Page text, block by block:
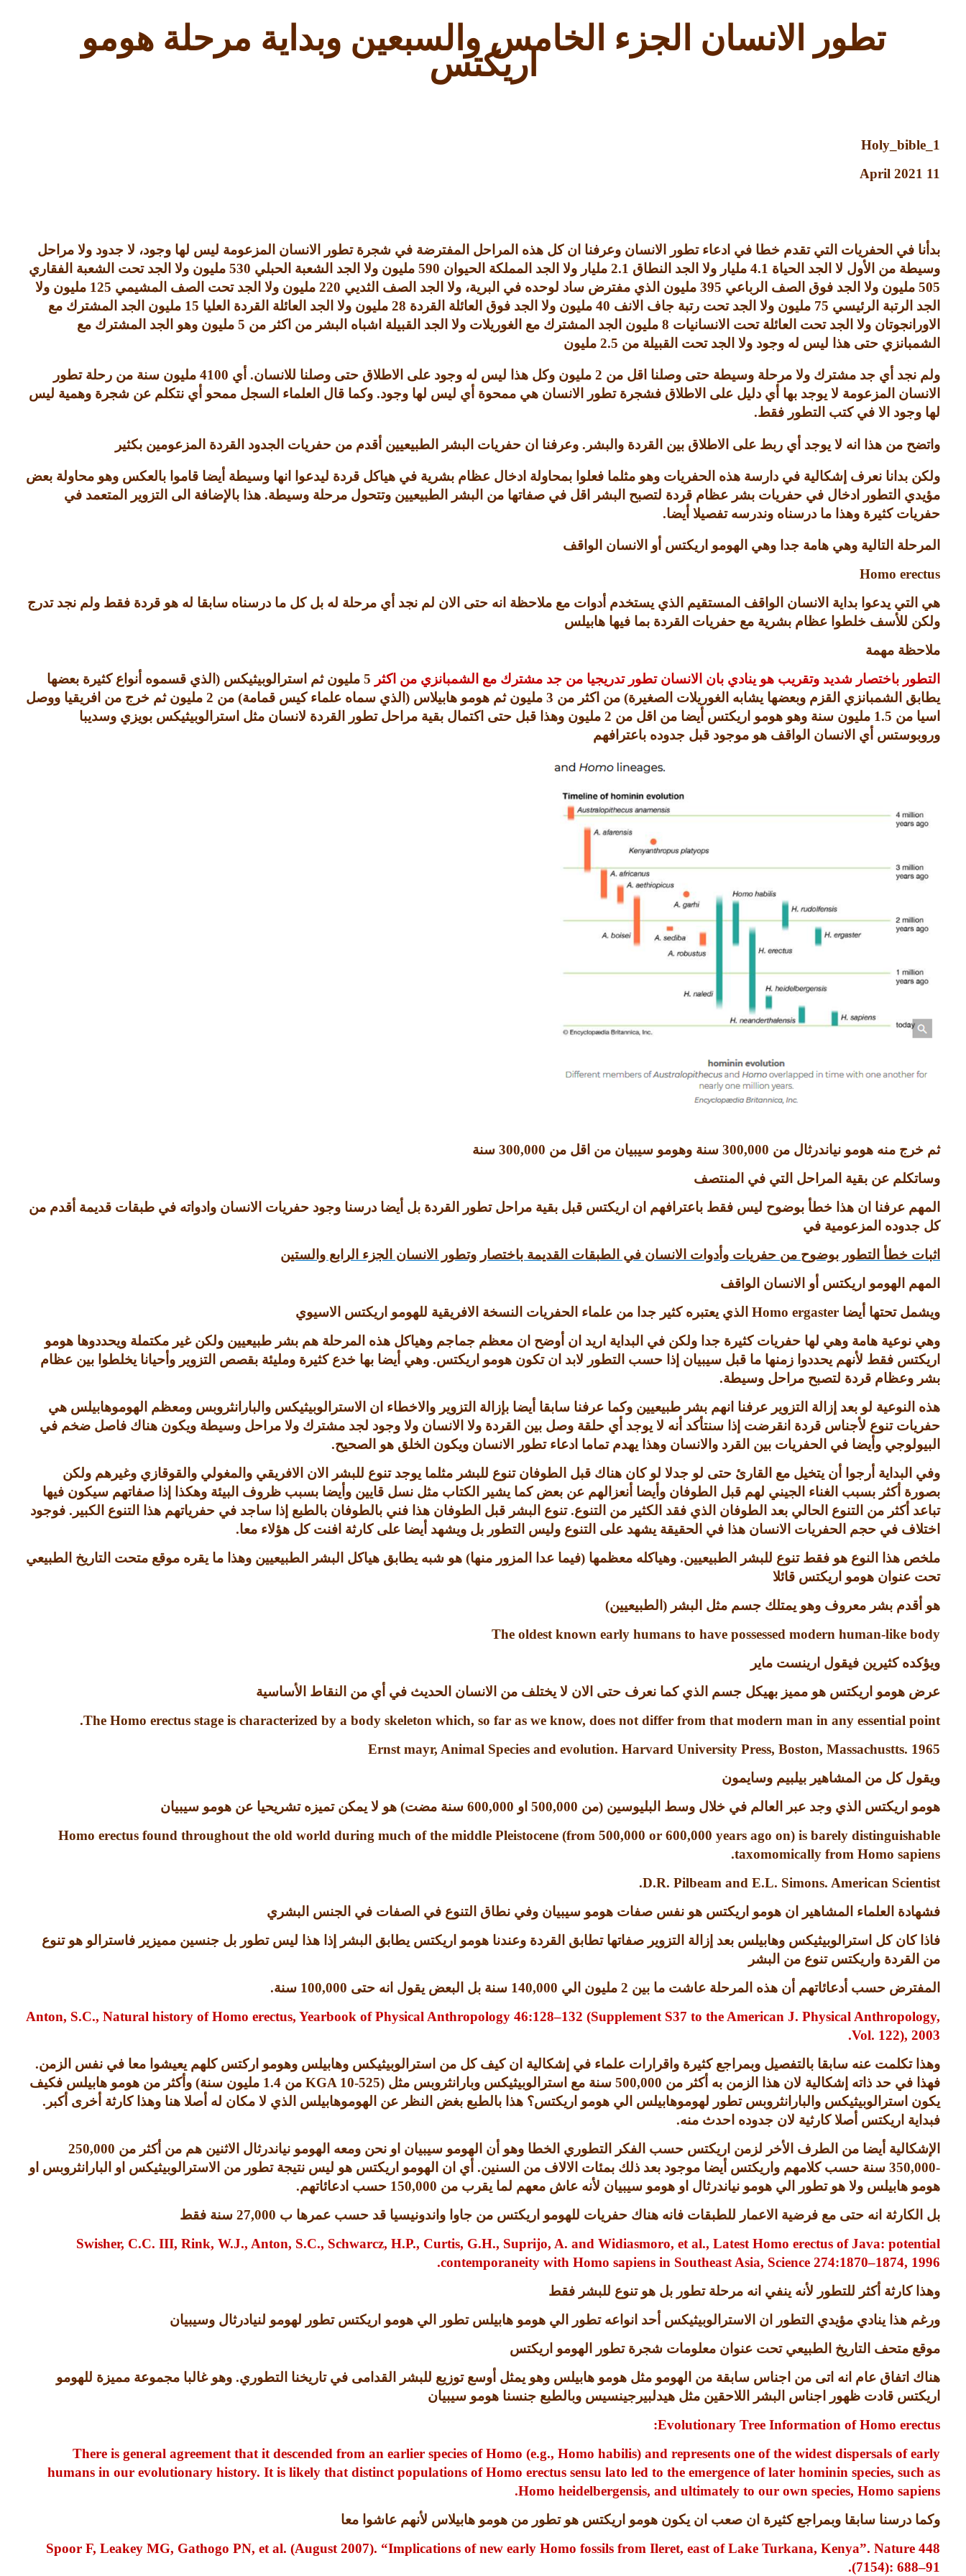
تطور الانسان الجزء الخامس والسبعين وبداية مرحلة هومو
اريكتس
Holy_bible_1
11 April 2021
بدأنا في الحفريات التي تقدم خطا في ادعاء تطور الانسان وعرفنا ان كل هذه المراحل المفترضة في شجرة تطور الانسان المزعومة ليس لها وجود، لا جدود ولا مراحل
وسيطة من الأول لا الجد الحياة 4.1 مليار ولا الجد النطاق 2.1 مليار ولا الجد المملكة الحيوان 590 مليون ولا الجد الشعبة الحبلي 530 مليون ولا الجد تحت الشعبة الفقاري
505 مليون ولا الجد فوق الصف الرباعي 395 مليون الذي مفترض ساد لوحده في البرية، ولا الجد الصف الثديي 220 مليون ولا الجد تحت الصف المشيمي 125 مليون ولا
الجد الرتبة الرئيسي 75 مليون ولا الجد تحت رتبة جاف الانف 40 مليون ولا الجد فوق العائلة القردة 28 مليون ولا الجد العائلة القردة العليا 15 مليون الجد المشترك مع
الاورانجوتان ولا الجد تحت العائلة تحت الانسانيات 8 مليون الجد المشترك مع الغوريلات ولا الجد القبيلة اشباه البشر من اكثر من 5 مليون وهو الجد المشترك مع
الشمبانزي حتى هذا ليس له وجود ولا الجد تحت القبيلة من 2.5 مليون
ولم نجد أي جد مشترك ولا مرحلة وسيطة حتى وصلنا اقل من 2 مليون وكل هذا ليس له وجود على الاطلاق حتى وصلنا للانسان. أي 4100 مليون سنة من رحلة تطور
الانسان المزعومة لا يوجد بها أي دليل على الاطلاق فشجرة تطور الانسان هي ممحوة أي ليس لها وجود. وكما قال العلماء السجل ممحو أي نتكلم عن شجرة وهمية ليس
لها وجود الا في كتب التطور فقط.
واتضح من هذا انه لا يوجد أي ربط على الاطلاق بين القردة والبشر . وعرفنا ان حفريات البشر الطبيعيين أقدم من حفريات الجدود القردة المزعومين بكثير
ولكن بدانا نعرف إشكالية في دارسة هذه الحفريات وهو مثلما فعلوا بمحاولة ادخال عظام بشرية في هياكل قردة ليدعوا انها وسيطة أيضا قاموا بالعكس وهو محاولة بعض
مؤيدي التطور ادخال في حفريات بشر عظام قردة لتصبح البشر اقل في صفاتها من البشر الطبيعيين وتتحول مرحلة وسيطة. هذا بالإضافة الى التزوير المتعمد في
حفريات كثيرة وهذا ما درسناه وندرسه تفصيلا أيضا.
المرحلة التالية وهي هامة جدا وهي الهومو اريكتس أو الانسان الواقف
Homo erectus
هي التي يدعوا بداية الانسان الواقف المستقيم الذي يستخدم أدوات مع ملاحظة انه حتى الان لم نجد أي مرحلة له بل كل ما درسناه سابقا له هو قردة فقط ولم نجد تدرج
ولكن للأسف خلطوا عظام بشرية مع حفريات القردة بما فيها هابيلس
ملاحظة مهمة
التطور باختصار شديد وتقريب هو ينادي بان الانسان تطور تدريجيا من جد مشترك مع الشمبانزي من اكثر 5 مليون ثم استرالوبيثيكس ( الذي قسموه أنواع كثيرة بعضها
يطابق الشمبانزي القزم وبعضها يشابه الغوريلات الصغيرة) من اكثر من 3 مليون ثم هومو هابيلاس ( الذي سماه علماء كيس قمامة) من 2 مليون ثم خرج من افريقيا ووصل
اسيا من 1.5 مليون سنة وهو هومو اريكتس أيضا من اقل من 2 مليون وهذا قبل حتى اكتمال بقية مراحل تطور القردة لانسان مثل استرالوبيثيكس بويزي وسديبا
وروبوستس أي الانسان الواقف هو موجود قبل جدوده باعترافهم
ثم خرج منه هومو نياندرثال من 300,000 سنة وهومو سيبيان من اقل من 300,000 سنة
وساتكلم عن بقية المراحل التي في المنتصف
المهم عرفنا ان هذا خطأ بوضوح ليس فقط باعترافهم ان اريكتس قبل بقية مراحل تطور القردة بل أيضا درسنا وجود حفريات الانسان وادواته في طبقات قديمة أقدم من
كل جدوده المزعومية في
اثبات خطأ التطور بوضوح من حفريات وأدوات الانسان في الطبقات القديمة باختصار وتطور الانسان الجزء الرابع والستين
المهم الهومو اريكتس أو الانسان الواقف
ويشمل تحتها أيضا Homo ergaster الذي يعتبره كثير جدا من علماء الحفريات النسخة الافريقية للهومو اريكتس الاسيوي
وهي نوعية هامة وهي لها حفريات كثيرة جدا ولكن في البداية اريد ان أوضح ان معظم جماجم وهياكل هذه المرحلة هم بشر طبيعيين ولكن غير مكتملة ويحددوها هومو
اريكتس فقط لأنهم يحددوا زمنها ما قبل سيبيان إذا حسب التطور لابد ان تكون هومو اريكتس. وهي أيضا بها خدع كثيرة ومليئة بقصص التزوير وأحيانا يخلطوا بين عظام
بشر وعظام قردة لتصبح مراحل وسيطة.
هذه النوعية لو بعد إزالة التزوير عرفنا انهم بشر طبيعيين وكما عرفنا سابقا أيضا بإزالة التزوير والاخطاء ان الاسترالوبيثيكس والبارانثروبس ومعظم الهوموهابيلس هي
حفريات تنوع لأجناس قردة انقرضت إذا سنتأكد أنه لا يوجد أي حلقة وصل بين القردة ولا الانسان ولا وجود لجد مشترك ولا مراحل وسيطة ويكون هناك فاصل ضخم في
البيولوجي وأيضا في الحفريات بين القرد والانسان وهذا يهدم تماما ادعاء تطور الانسان ويكون الخلق هو الصحيح.
وفي البداية أرجوا أن يتخيل مع القارئ حتى لو جدلا لو كان هناك قبل الطوفان تنوع للبشر مثلما يوجد تنوع للبشر الان الافريقي والمغولي والقوقازي وغيرهم ولكن
بصورة أكثر بسبب الغناء الجيني لهم قبل الطوفان وأيضا أنعزالهم عن بعض كما يشير الكتاب مثل نسل قايين وأيضا بسبب ظروف البيئة وهكذا إذا صفاتهم سيكون فيها
تباعد أكثر من التنوع الحالي بعد الطوفان الذي فقد الكثير من التنوع.تنوع البشر قبل الطوفان هذا فني بالطوفان بالطبع إذا ساجد في حفرياتهم هذا التنوع الكبير . فوجود
اختلاف في حجم الحفريات الانسان هذا في الحقيقة يشهد على التنوع وليس التطور بل ويشهد أيضا على كارثة افنت كل هؤلاء معا.
ملخص هذا النوع هو فقط تنوع للبشر الطبيعيين. وهياكله معظمها (فيما عدا المزور منها) هو شبه يطابق هياكل البشر الطبيعيين وهذا ما يقره موقع متحت التاريخ الطبيعي
تحت عنوان هومو اريكتس قائلا
هو أقدم بشر معروف وهو يمتلك جسم مثل البشر ( الطبيعيين)
The oldest known early humans to have possessed modern human-like body
ويؤكده كثيرين فيقول ارينست ماير
عرض هومو اريكتس هو مميز بهيكل جسم الذي كما نعرف حتى الان لا يختلف من الانسان الحديث في أي من النقاط الأساسية
The Homo erectus stage is characterized by a body skeleton which, so far as we know, does not differ from that modern man in any essential point
.
Ernst mayr, Animal Species and evolution. Harvard University Press, Boston, Massachustts. 1965
ويقول كل من المشاهير بيلبيم وسايمون
هومو اريكتس الذي وجد عبر العالم في خلال وسط البليوسين (من 500,000 او 600,000 سنة مضت) هو لا يمكن تميزه تشريحيا عن هومو سيبيان
Homo erectus found throughout the old world during much of the middle Pleistocene (from 500,000 or 600,000 years ago on) is barely distinguishable
taxomomically from Homo sapiens
.
D.R. Pilbeam and E.L. Simons. American Scientist.
فشهادة العلماء المشاهير ان هومو اريكتس هو نفس صفات هومو سيبيان وفي نطاق التنوع في الصفات في الجنس البشري
فاذا كان كل استرالوبيثيكس وهابيلس بعد إزالة التزوير صفاتها تطابق القردة وعندنا هومو اريكتس يطابق البشر إذا هذا ليس تطور بل جنسين مميزير فاسترالو هو تنوع
من القردة واريكتس تنوع من البشر
المفترض حسب أدعائاتهم أن هذه المرحلة عاشت ما بين 2 مليون الي 140,000 سنة بل البعض يقول انه حتى 100,000 سنة.
Anton, S.C., Natural history of Homo erectus, Yearbook of Physical Anthropology 46:128–132 (Supplement S37 to the American J. Physical Anthropology,
Vol. 122), 2003.
وهذا تكلمت عنه سابقا بالتفصيل وبمراجع كثيرة واقرارات علماء في إشكالية ان كيف كل من استرالوبيثيكس وهابيلس وهومو اركتس كلهم يعيشوا معا في نفس الزمن.
فهذا في حد ذاته إشكالية لان هذا الزمن به أكثر من 500,000 سنة مع استرالوبيثيكس وبارانثروبس مثل (KGA 10-525 من 1.4 مليون سنة) وأكثر من هومو هابيلس فكيف
يكون استرالوبيثيكس والبارانثروبس تطور لهوموهابيلس الي هومو اريكتس؟ هذا بالطبع بغض النظر عن الهوموهابيلس الذي لا مكان له أصلا هنا وهذا كارثة أخرى أكبر .
فبداية اريكتس أصلا كارثية لان جدوده احدث منه.
الإشكالية أيضا من الطرف الأخر لزمن اريكتس حسب الفكر التطوري الخطا وهو أن الهومو سيبيان او نحن ومعه الهومو نياندرثال الاثنين هم من أكثر من 250,000
-350,000
سنة حسب كلامهم واريكتس أيضا موجود بعد ذلك بمئات الالاف من السنين. أي ان الهومو اريكتس هو ليس نتيجة تطور من الاسترالوبيثيكس او البارانثروبس او
هومو هابيلس ولا هو تطور الي هومو نياندرثال او هومو سيبيان لأنه عاش معهم لما يقرب من 150,000 حسب ادعائاتهم.
بل الكارثة انه حتى مع فرضية الاعمار للطبقات فانه هناك حفريات للهومو اريكتس من جاوا واندونيسيا قد حسب عمرها ب 27,000 سنة فقط
Swisher, C.C. III, Rink, W.J., Anton, S.C., Schwarcz, H.P., Curtis, G.H., Suprijo, A. and Widiasmoro, et al., Latest Homo erectus of Java: potential
contemporaneity with Homo sapiens in Southeast Asia, Science 274:1870–1874, 1996.
وهذا كارثة أكثر للتطور لأنه ينفي انه مرحلة تطور بل هو تنوع للبشر فقط
ورغم هذا ينادي مؤيدي التطور ان الاسترالوبيثيكس أحد انواعه تطور الي هومو هابيلس تطور الي هومو اريكتس تطور لهومو لنيادرثال وسيبيان
موقع متحف التاريخ الطبيعي تحت عنوان معلومات شجرة تطور الهومو اريكتس
هناك اتفاق عام انه اتى من اجناس سابقة من الهومو مثل هومو هابيلس وهو يمثل أوسع توزيع للبشر القدامى في تاريخنا التطوري. وهو غالبا مجموعة مميزة للهومو
اريكتس قادت ظهور اجناس البشر اللاحقين مثل هيدلبيرجينسيس وبالطبع جنسنا هومو سيبيان
Evolutionary Tree Information of Homo erectus:
There is general agreement that it descended from an earlier species of Homo (e.g., Homo habilis) and represents one of the widest dispersals of early
humans in our evolutionary history. It is likely that distinct populations of Homo erectus sensu lato led to the emergence of later hominin species, such as
Homo heidelbergensis, and ultimately to our own species, Homo sapiens.
وكما درسنا سابقا وبمراجع كثيرة ان صعب ان يكون هومو اريكتس هو تطور من هومو هابيلاس لأنهم عاشوا معا
Spoor F, Leakey MG, Gathogo PN, et al. (August 2007). “Implications of new early Homo fossils from Ileret, east of Lake Turkana, Kenya”. Nature 448
(7154): 688–91.